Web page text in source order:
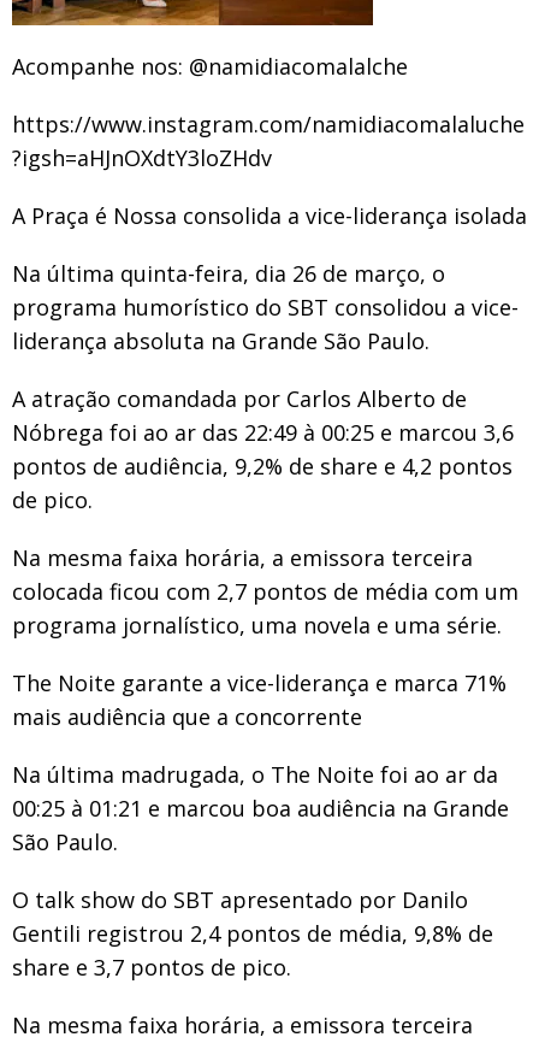
Acompanhe nos: @namidiacomalalche
https://www.instagram.com/namidiacomalaluche
?igsh=aHJnOXdtY3loZHdv
A Praça é Nossa consolida a vice-liderança isolada
Na última quinta-feira, dia 26 de março, o
programa humorístico do SBT consolidou a vice-
liderança absoluta na Grande São Paulo.
A atração comandada por Carlos Alberto de
Nóbrega foi ao ar das 22:49 à 00:25 e marcou 3,6
pontos de audiência, 9,2% de share e 4,2 pontos
de pico.
Na mesma faixa horária, a emissora terceira
colocada ficou com 2,7 pontos de média com um
programa jornalístico, uma novela e uma série.
The Noite garante a vice-liderança e marca 71%
mais audiência que a concorrente
Na última madrugada, o The Noite foi ao ar da
00:25 à 01:21 e marcou boa audiência na Grande
São Paulo.
O talk show do SBT apresentado por Danilo
Gentili registrou 2,4 pontos de média, 9,8% de
share e 3,7 pontos de pico.
Na mesma faixa horária, a emissora terceira